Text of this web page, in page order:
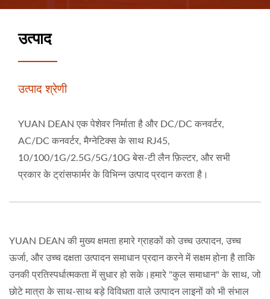
उत्पाद
उत्पाद श्रेणी
YUAN DEAN एक पेशेवर निर्माता है और DC/DC कनवर्टर,
AC/DC कनवर्टर, मैग्नेटिक्स के साथ RJ45,
10/100/1G/2.5G/5G/10G बेस-टी लैन फ़िल्टर, और सभी
प्रकार के ट्रांसफार्मर के विभिन्न उत्पाद प्रदान करता है।
YUAN DEAN की मुख्य क्षमता हमारे ग्राहकों को उच्च उत्पादन, उच्च
ऊर्जा, और उच्च दक्षता उत्पादन समाधान प्रदान करने में सक्षम होना है ताकि
उनकी प्रतिस्पर्धात्मकता में सुधार हो सके।हमारे "कुल समाधान" के साथ, जो
छोटे मात्रा के साथ-साथ बड़े विविधता वाले उत्पादन लाइनों को भी संभाल